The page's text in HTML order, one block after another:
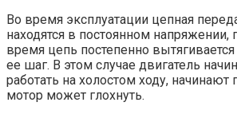
Во время эксплуатации цепная
находятся в постоянном напряжении,
время цепь постепенно
ее шаг. В этом случае двигатель
работать на холостом ходу, начинают
мотор может глохнуть.